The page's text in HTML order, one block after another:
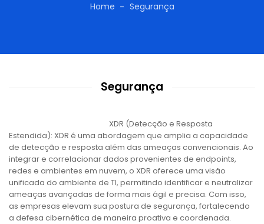
Home Segurança
Segurança
XDR (Detecção e Resposta
Estendida): XDR é uma abordagem que amplia a capacidade
de detecção e resposta além das ameaças convencionais. Ao
integrar e correlacionar dados provenientes de endpoints,
redes e ambientes em nuvem, o XDR oferece uma visão
unificada do ambiente de TI, permitindo identificar e neutralizar
ameaças avançadas de forma mais ágil e precisa. Com isso,
as empresas elevam sua postura de segurança, fortalecendo
a defesa cibernética de maneira proativa e coordenada.